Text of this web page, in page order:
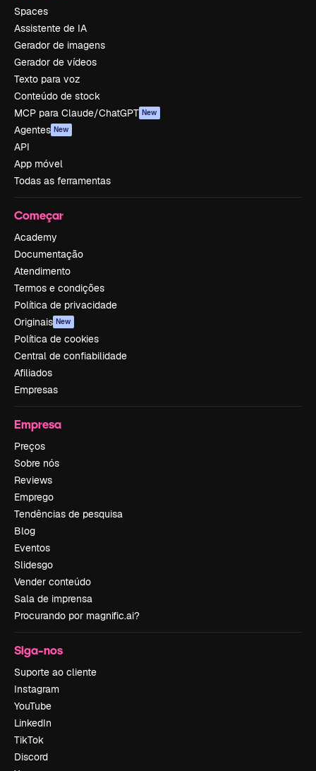
Spaces
Assistente de IA
Gerador de imagens
Gerador de vídeos
Texto para voz
Conteúdo de stock
MCP para Claude/ChatGPT New
Agentes New
API
App móvel
Todas as ferramentas
Começar
Academy
Documentação
Atendimento
Termos e condições
Política de privacidade
Originais New
Política de cookies
Central de confiabilidade
Afiliados
Empresas
Empresa
Preços
Sobre nós
Reviews
Emprego
Tendências de pesquisa
Blog
Eventos
Slidesgo
Vender conteúdo
Sala de imprensa
Procurando por magnific.ai?
Siga-nos
Suporte ao cliente
Instagram
YouTube
LinkedIn
TikTok
Discord